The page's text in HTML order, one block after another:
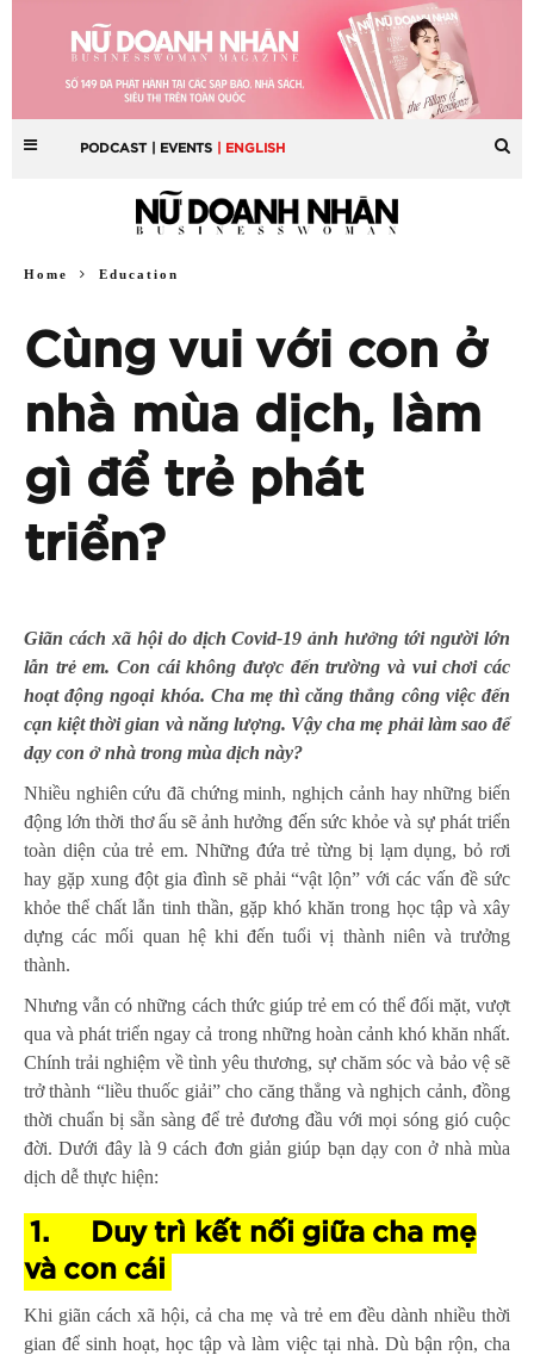
PODCAST | EVENTS | ENGLISH
Home Education
Cùng vui với con ở
nhà mùa dịch, làm
gì để trẻ phát
triển?
Giãn cách xã hội do dịch Covid-19 ảnh hưởng tới người lớn
lẫn trẻ em. Con cái không được đến trường và vui chơi các
hoạt động ngoại khóa. Cha mẹ thì căng thẳng công việc đến
cạn kiệt thời gian và năng lượng. Vậy cha mẹ phải làm sao để
dạy con ở nhà trong mùa dịch này?
Nhiều nghiên cứu đã chứng minh, nghịch cảnh hay những biến
động lớn thời thơ ấu sẽ ảnh hưởng đến sức khỏe và sự phát triển
toàn diện của trẻ em. Những đứa trẻ từng bị lạm dụng, bỏ rơi
hay gặp xung đột gia đình sẽ phải “vật lộn” với các vấn đề sức
khỏe thể chất lẫn tinh thần, gặp khó khăn trong học tập và xây
dựng các mối quan hệ khi đến tuổi vị thành niên và trưởng
thành.
Nhưng vẫn có những cách thức giúp trẻ em có thể đối mặt, vượt
qua và phát triển ngay cả trong những hoàn cảnh khó khăn nhất.
Chính trải nghiệm về tình yêu thương, sự chăm sóc và bảo vệ sẽ
trở thành “liều thuốc giải” cho căng thẳng và nghịch cảnh, đồng
thời chuẩn bị sẵn sàng để trẻ đương đầu với mọi sóng gió cuộc
đời. Dưới đây là 9 cách đơn giản giúp bạn dạy con ở nhà mùa
dịch dễ thực hiện:
1.
Duy trì kết nối giữa cha mẹ
và con cái
Khi giãn cách xã hội, cả cha mẹ và trẻ em đều dành nhiều thời
gian để sinh hoạt, học tập và làm việc tại nhà. Dù bận rộn, cha